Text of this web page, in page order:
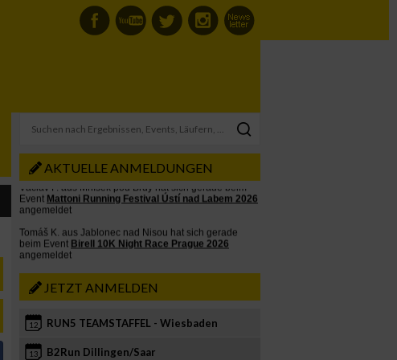
AKTUELLE ANMELDUNGEN
JETZT ANMELDEN
12 RUN5 TEAMSTAFFEL - Wiesbaden
13 B2Run Dillingen/Saar